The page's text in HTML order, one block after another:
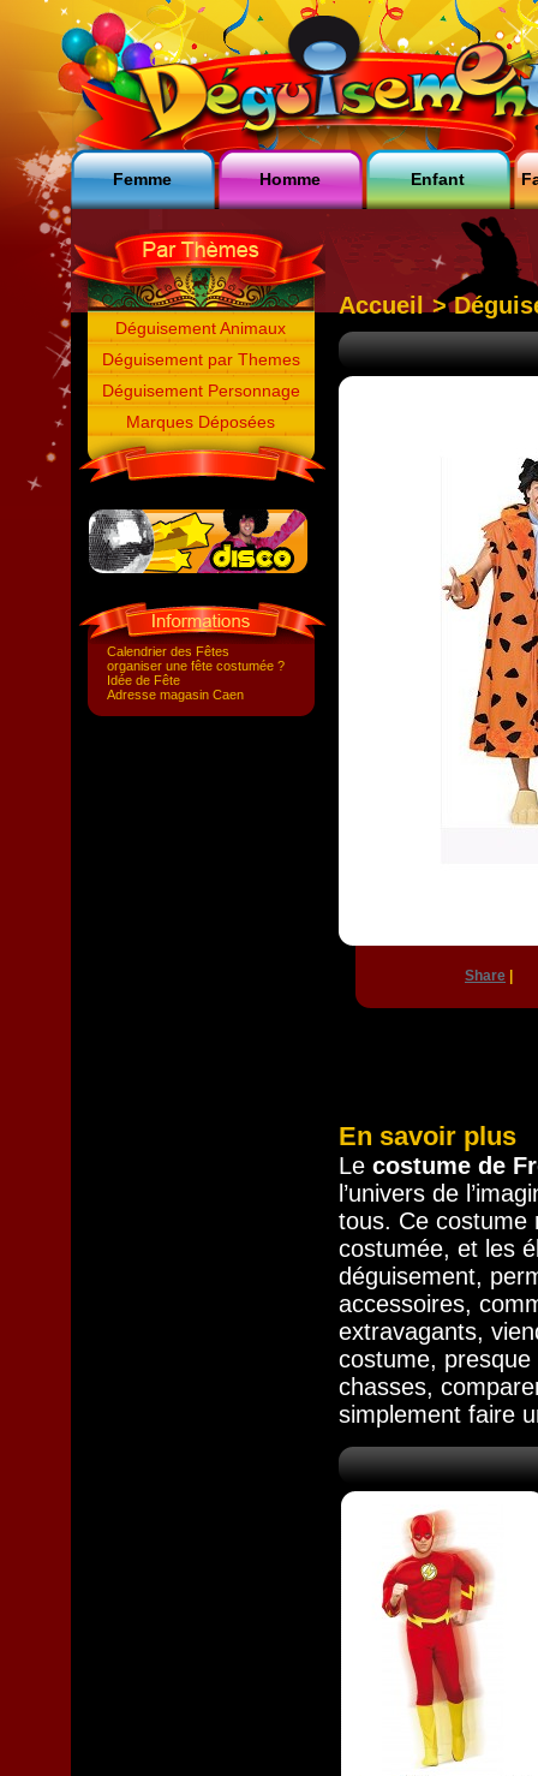
Femme Homme Enfant
Déguisement Animaux
Déguisement par Themes
Déguisement Personnage
Marques Déposées
Calendrier des Fêtes
organiser une fête costumée ?
Idée de Fête
Adresse magasin Caen
Accueil >
Share
En savoir plus
Le costume de
l’univers de
tous. Ce costume
costumée, et les
déguisement,
accessoires,
extravagants,
costume,
chasses,
simplement faire